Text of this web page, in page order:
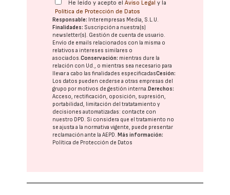
He leído y acepto elAviso Legal y la
Política de Protección de Datos
Responsable: Interempresas Media, S.L.U.
Finalidades: Suscripción a nuestra(s)
newsletter(s). Gestión de cuenta de usuario.
Envío de emails relacionados con la misma o
relativos a intereses similares o
asociados.Conservación: mientras dure la
relación con Ud., o mientras sea necesario para
llevar a cabo las finalidades especificadasCesión:
Los datos pueden cederse a otras empresas del
grupo por motivos de gestión interna. Derechos:
Acceso, rectificación, oposición, supresión,
portabilidad, limitación del tratatamiento y
decisiones automatizadas: contacte con
nuestro DPD. Si considera que el tratamiento no
se ajusta a la normativa vigente, puede presentar
reclamación ante laAEPD. Más información:
Política de Protección de Datos